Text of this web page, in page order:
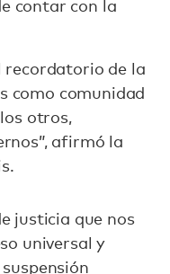
contar con la
recordatorio de la
como comunidad
otros,
afirmó la
justicia que nos
universal y